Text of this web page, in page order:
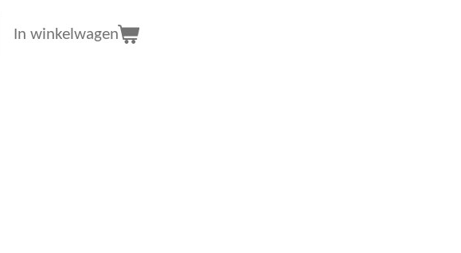
In winkelwagen